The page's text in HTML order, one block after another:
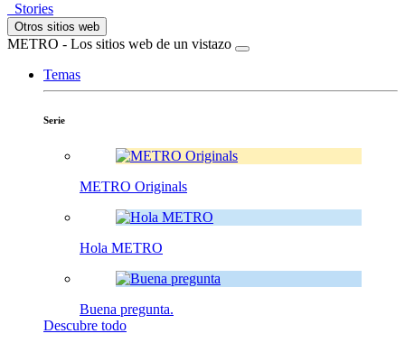
Stories
Otros sitios web
METRO - Los sitios web de un vistazo
Temas
Serie
METRO Originals
Hola METRO
Buena pregunta.
Descubre todo